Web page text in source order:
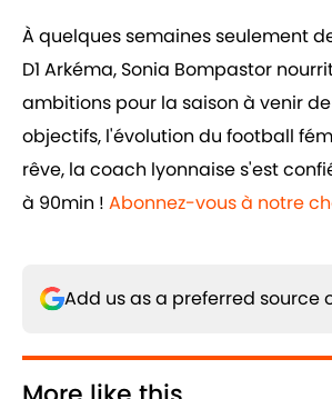
À quelques semaines seulement
D1 Arkéma, Sonia Bompastor
ambitions pour la saison à venir de
objectifs, l'évolution du football
rêve, la coach lyonnaise s'est
à 90min ! Abonnez-vous à notre
Add us as a preferred source